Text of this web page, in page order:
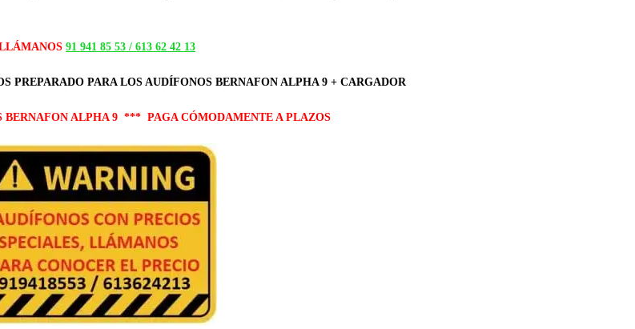
91 941 85 53 / 613 62 42 13
PREPARADO PARA LOS AUDÍFONOS BERNAFON ALPHA 9 + CARGADOR
BERNAFON ALPHA 9 *** PAGA CÓMODAMENTE A PLAZOS